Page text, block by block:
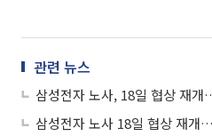
관련 뉴스